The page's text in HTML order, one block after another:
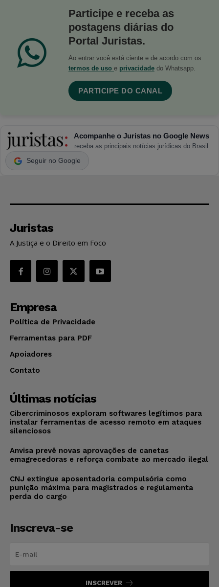
Participe e receba as
postagens diárias do
Portal Juristas.
Ao entrar você está ciente e de acordo com os
termos de uso e privacidade do Whatsapp.
PARTICIPE DO CANAL
Acompanhe o Juristas no Google News
receba as principais notícias jurídicas do Brasil
Seguir no Google
Juristas
A Justiça e o Direito em Foco
Empresa
Política de Privacidade
Ferramentas para PDF
Apoiadores
Contato
Últimas notícias
Cibercriminosos exploram softwares legítimos para
instalar ferramentas de acesso remoto em ataques
silenciosos
Anvisa prevê novas aprovações de canetas
emagrecedoras e reforça combate ao mercado ilegal
CNJ extingue aposentadoria compulsória como
punição máxima para magistrados e regulamenta
perda do cargo
Inscreva-se
INSCREVER